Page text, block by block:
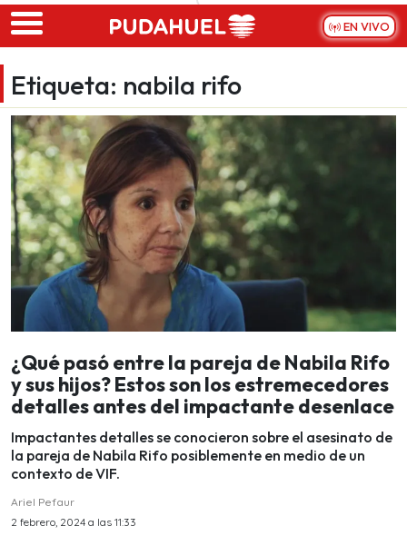
Skip to main content
EN VIVO
Etiqueta: nabila rifo
¿Qué pasó entre la pareja de Nabila Rifo
y sus hijos? Estos son los estremecedores
detalles antes del impactante desenlace
Impactantes detalles se conocieron sobre el asesinato de
la pareja de Nabila Rifo posiblemente en medio de un
contexto de VIF.
Ariel Pefaur
2 febrero, 2024 a las 11:33